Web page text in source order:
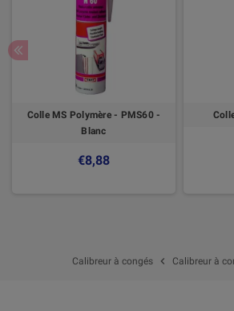
Colle MS Polymère - PMS60 -
Blanc
€8,88
Calibreur à

Calibreur à congés